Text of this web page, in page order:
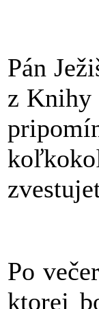
Pán
z Knihy
Po
ktorej